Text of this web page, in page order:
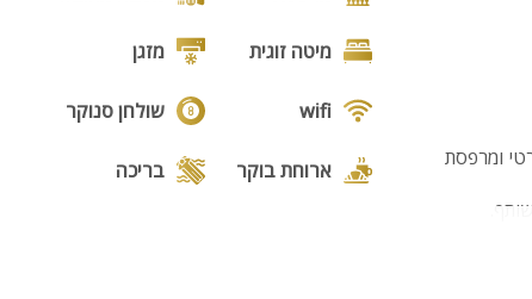
חדר רחצה פרטי ומרפסת
מיטה זוגית מזגן
wifi שולחן סנוקר
ארוחת בוקר בריכה